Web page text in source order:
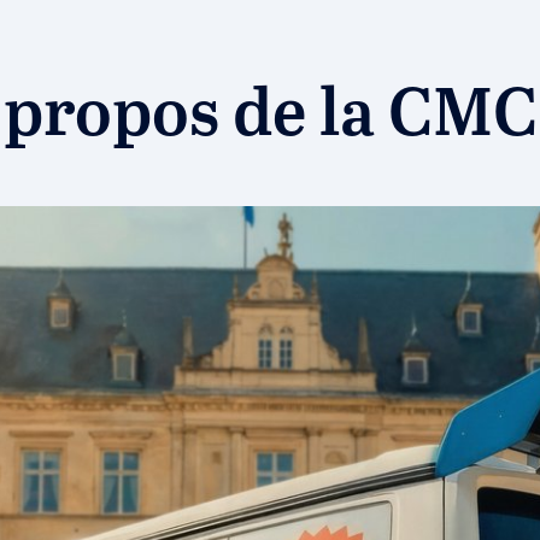
de la